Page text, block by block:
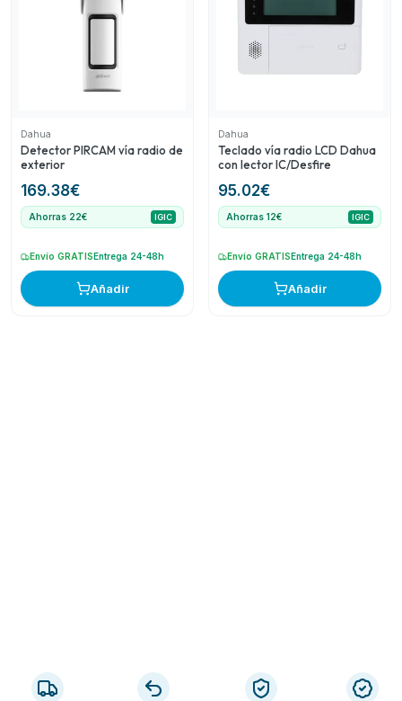
Dahua
Detector PIRCAM vía radio de
exterior
169.38€
Ahorras 22€ IGIC
Envío GRATIS Entrega 24-48h
Añadir
Dahua
Teclado vía radio LCD Dahua
con lector IC/Desfire
95.02€
Ahorras 12€ IGIC
Envío GRATIS Entrega 24-48h
Añadir